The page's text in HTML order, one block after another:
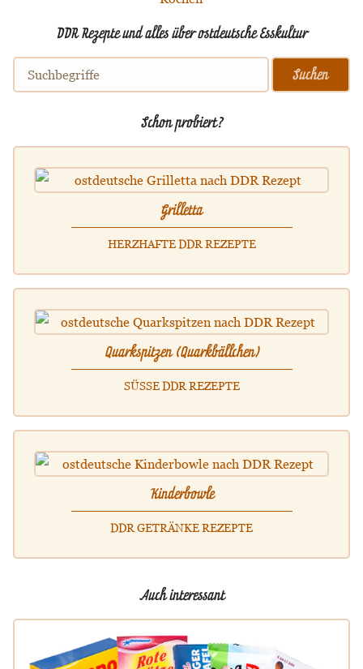
DDR Rezepte und alles über ostdeutsche Esskultur
Schon probiert?
Grilletta
HERZHAFTE DDR REZEPTE
Quarkspitzen (Quarkbällchen)
SÜSSE DDR REZEPTE
Kinderbowle
DDR GETRÄNKE REZEPTE
Auch interessant